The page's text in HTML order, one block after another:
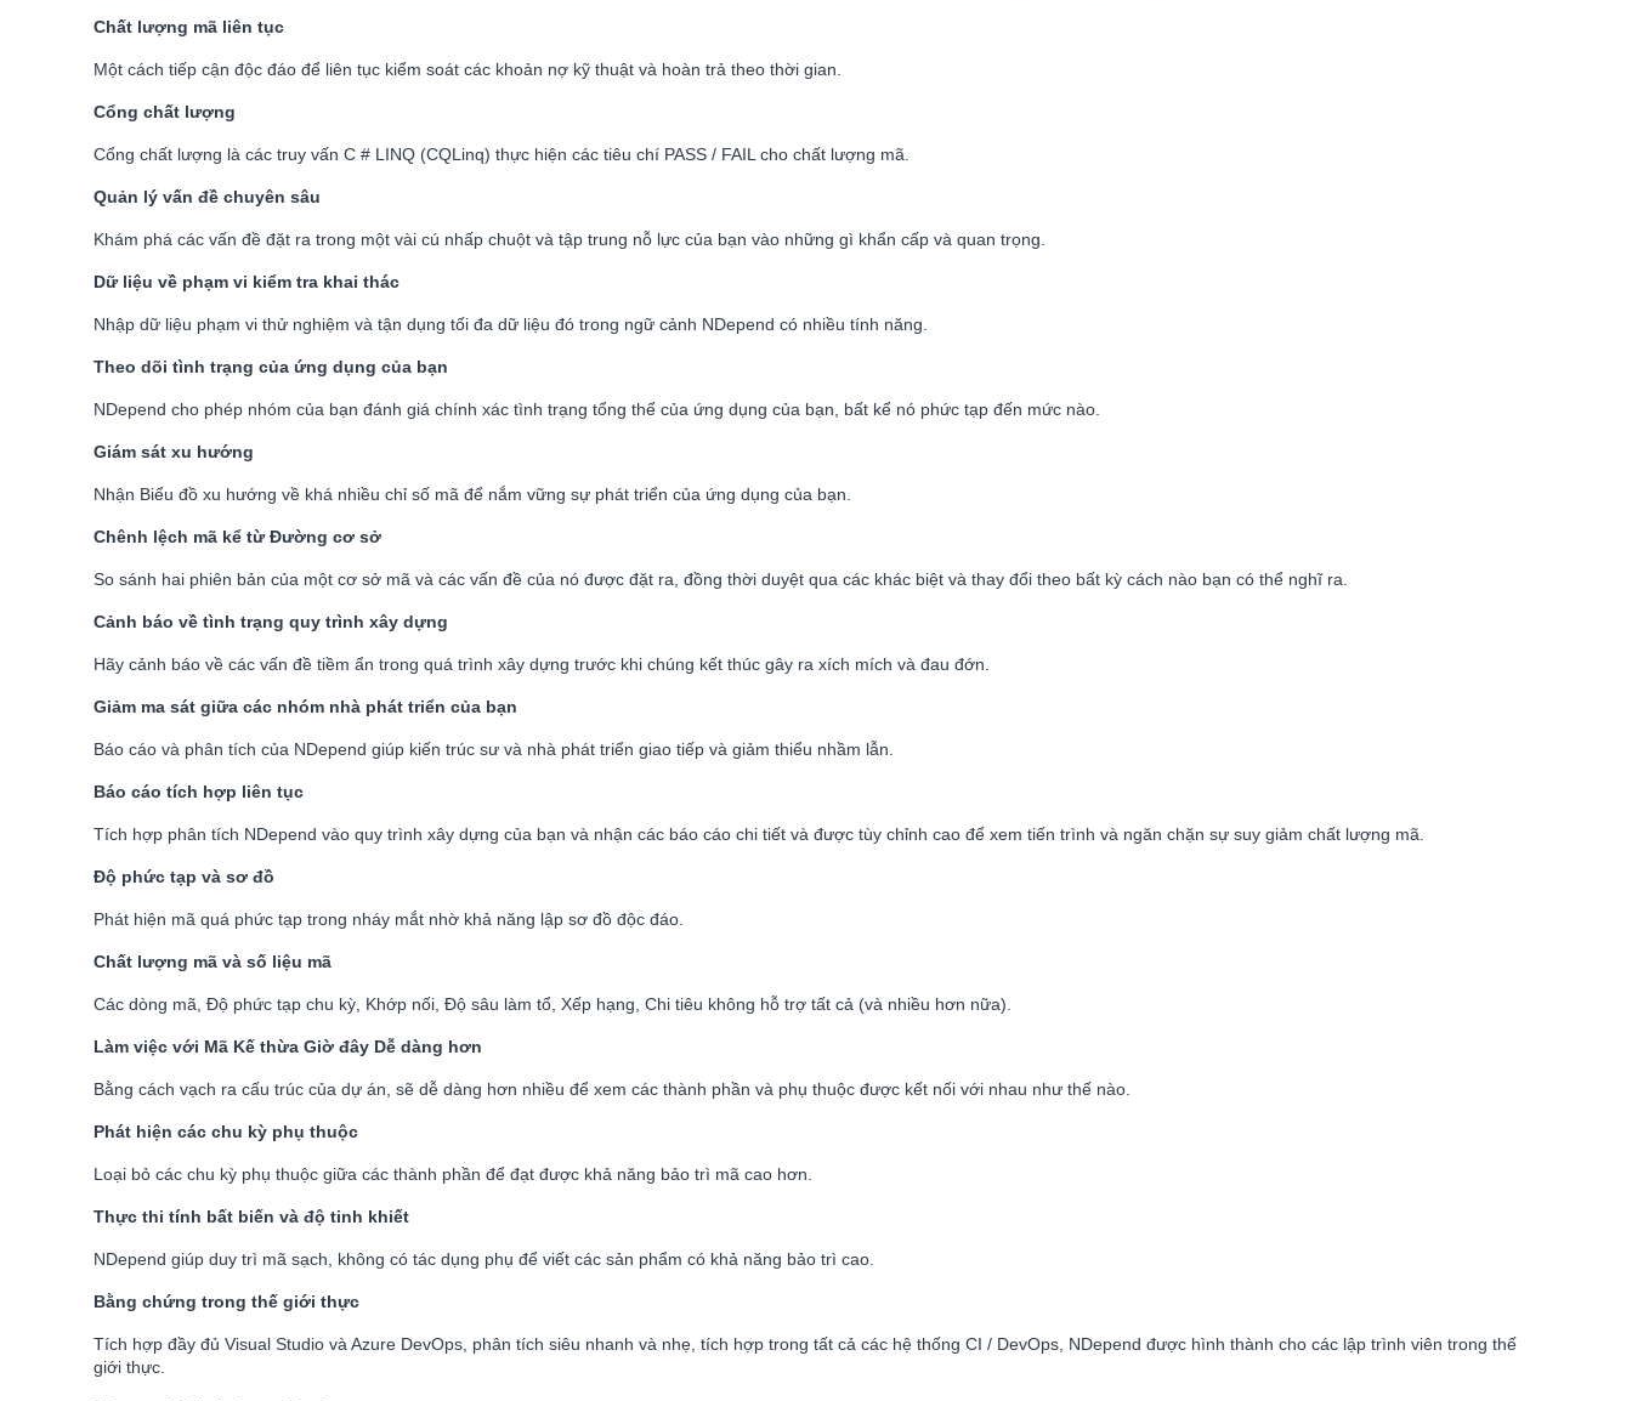
Chất lượng mã liên tục
Một cách tiếp cận độc đáo để liên tục kiểm soát các khoản nợ kỹ thuật và hoàn trả theo thời gian.
Cổng chất lượng
Cổng chất lượng là các truy vấn C # LINQ (CQLinq) thực hiện các tiêu chí PASS / FAIL cho chất lượng mã.
Quản lý vấn đề chuyên sâu
Khám phá các vấn đề đặt ra trong một vài cú nhấp chuột và tập trung nỗ lực của bạn vào những gì khẩn cấp và quan trọng.
Dữ liệu về phạm vi kiểm tra khai thác
Nhập dữ liệu phạm vi thử nghiệm và tận dụng tối đa dữ liệu đó trong ngữ cảnh NDepend có nhiều tính năng.
Theo dõi tình trạng của ứng dụng của bạn
NDepend cho phép nhóm của bạn đánh giá chính xác tình trạng tổng thể của ứng dụng của bạn, bất kể nó phức tạp đến mức nào.
Giám sát xu hướng
Nhận Biểu đồ xu hướng về khá nhiều chỉ số mã để nắm vững sự phát triển của ứng dụng của bạn.
Chênh lệch mã kể từ Đường cơ sở
So sánh hai phiên bản của một cơ sở mã và các vấn đề của nó được đặt ra, đồng thời duyệt qua các khác biệt và thay đổi theo bất kỳ cách nào bạn có thể nghĩ ra.
Cảnh báo về tình trạng quy trình xây dựng
Hãy cảnh báo về các vấn đề tiềm ẩn trong quá trình xây dựng trước khi chúng kết thúc gây ra xích mích và đau đớn.
Giảm ma sát giữa các nhóm nhà phát triển của bạn
Báo cáo và phân tích của NDepend giúp kiến trúc sư và nhà phát triển giao tiếp và giảm thiểu nhầm lẫn.
Báo cáo tích hợp liên tục
Tích hợp phân tích NDepend vào quy trình xây dựng của bạn và nhận các báo cáo chi tiết và được tùy chỉnh cao để xem tiến trình và ngăn chặn sự suy giảm chất lượng mã.
Độ phức tạp và sơ đồ
Phát hiện mã quá phức tạp trong nháy mắt nhờ khả năng lập sơ đồ độc đáo.
Chất lượng mã và số liệu mã
Các dòng mã, Độ phức tạp chu kỳ, Khớp nối, Độ sâu làm tổ, Xếp hạng, Chi tiêu không hỗ trợ tất cả (và nhiều hơn nữa).
Làm việc với Mã Kế thừa Giờ đây Dễ dàng hơn
Bằng cách vạch ra cấu trúc của dự án, sẽ dễ dàng hơn nhiều để xem các thành phần và phụ thuộc được kết nối với nhau như thế nào.
Phát hiện các chu kỳ phụ thuộc
Loại bỏ các chu kỳ phụ thuộc giữa các thành phần để đạt được khả năng bảo trì mã cao hơn.
Thực thi tính bất biến và độ tinh khiết
NDepend giúp duy trì mã sạch, không có tác dụng phụ để viết các sản phẩm có khả năng bảo trì cao.
Bằng chứng trong thế giới thực
Tích hợp đầy đủ Visual Studio và Azure DevOps, phân tích siêu nhanh và nhẹ, tích hợp trong tất cả các hệ thống CI / DevOps, NDepend được hình thành cho các lập trình viên trong thế
giới thực.